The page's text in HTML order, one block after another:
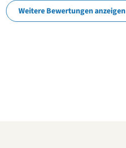
Weitere Bewertungen anzeigen